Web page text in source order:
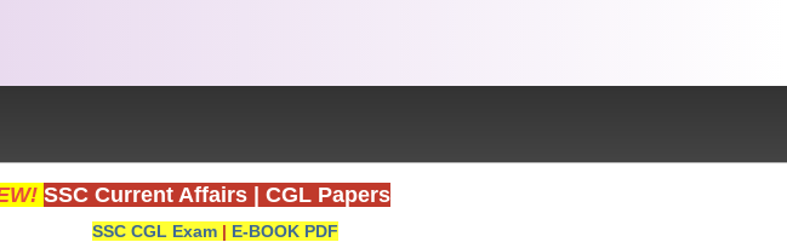
SSC Current Affairs CGL Papers
SSC CGL Exam | E-BOOK PDF